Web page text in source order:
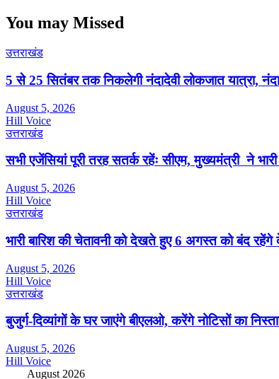
You may Missed
उत्तराखंड
5 से 25 सितंबर तक निकलेगी नंदादेवी लोकजात यात्रा,
August 5, 2026
Hill Voice
उत्तराखंड
सभी एजेंसियां पूरी तरह सतर्क रहेंः सीएम, मुख्यमंत्री ने
August 5, 2026
Hill Voice
उत्तराखंड
भारी बारिश की चेतावनी को देखते हुए 6 अगस्त को बंद
August 5, 2026
Hill Voice
उत्तराखंड
बुजुर्ग-दिव्यांगों के घर जाएंगे बीएलओ, करेंगे नोटिसों का
August 5, 2026
Hill Voice
August 2026